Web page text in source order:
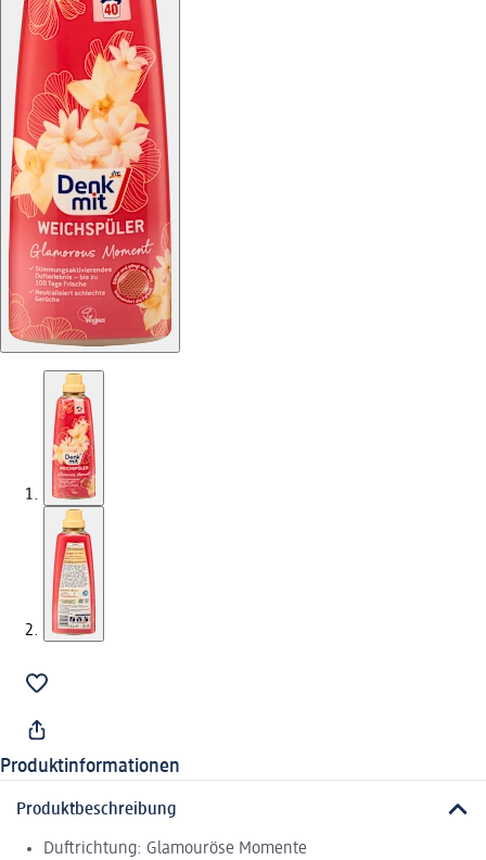
Produktinformationen
Produktbeschreibung
Duftrichtung: Glamouröse Momente